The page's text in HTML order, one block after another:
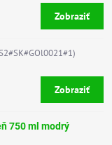
Zobraziť
Zobraziť
750 ml modrý